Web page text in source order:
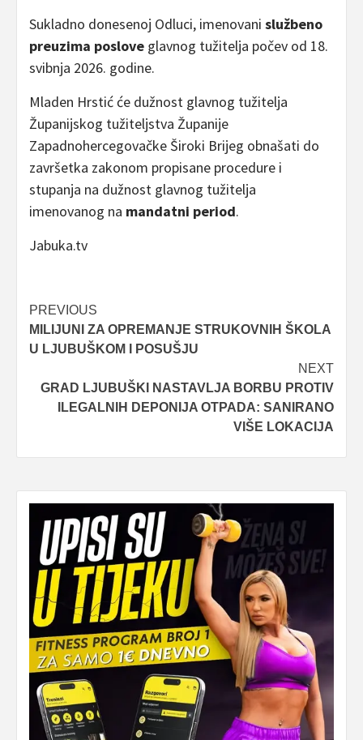
Sukladno donesenoj Odluci, imenovani službeno
preuzima poslove glavnog tužitelja počev od 18.
svibnja 2026. godine.
Mladen Hrstić će dužnost glavnog tužitelja
Županijskog tužiteljstva Županije
Zapadnohercegovačke Široki Brijeg obnašati do
završetka zakonom propisane procedure i
stupanja na dužnost glavnog tužitelja
imenovanog na mandatni period.
Jabuka.tv
Post
navigation
PREVIOUS
MILIJUNI ZA OPREMANJE STRUKOVNIH ŠKOLA
U LJUBUŠKOM I POSUŠJU
NEXT
GRAD LJUBUŠKI NASTAVLJA BORBU PROTIV
ILEGALNIH DEPONIJA OTPADA: SANIRANO
VIŠE LOKACIJA